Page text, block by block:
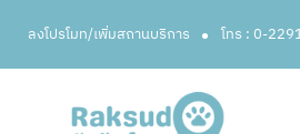
ลงโปรโมท/เพิ่มสถานบริการ โทร : 0-